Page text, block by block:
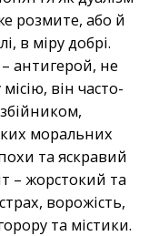
розмите, або й
в міру добрі.
антигерой, не
він часто-
моральних
та яскравий
– жорстокий та
ворожість,
та містики.